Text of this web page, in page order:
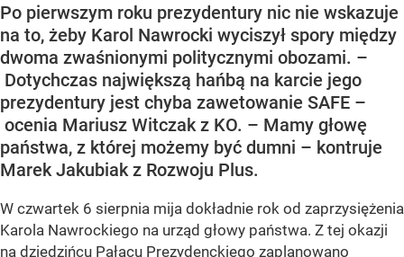
Po pierwszym roku prezydentury nic nie wskazuje
na to, żeby Karol Nawrocki wyciszył spory między
dwoma zwaśnionymi politycznymi obozami. –
Dotychczas największą hańbą na karcie jego
prezydentury jest chyba zawetowanie SAFE –
ocenia Mariusz Witczak z KO. – Mamy głowę
państwa, z której możemy być dumni – kontruje
Marek Jakubiak z Rozwoju Plus.
W czwartek 6 sierpnia mija dokładnie rok od zaprzysiężenia
Karola Nawrockiego na urząd głowy państwa. Z tej okazji
na dziedzińcu Pałacu Prezydenckiego zaplanowano